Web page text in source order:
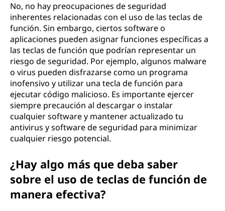
No, no hay preocupaciones de seguridad
inherentes relacionadas con el uso de las teclas de
función. Sin embargo, ciertos software o
aplicaciones pueden asignar funciones específicas a
las teclas de función que podrían representar un
riesgo de seguridad. Por ejemplo, algunos malware
o virus pueden disfrazarse como un programa
inofensivo y utilizar una tecla de función para
ejecutar código malicioso. Es importante ejercer
siempre precaución al descargar o instalar
cualquier software y mantener actualizado tu
antivirus y software de seguridad para minimizar
cualquier riesgo potencial.
¿Hay algo más que deba saber
sobre el uso de teclas de función de
manera efectiva?